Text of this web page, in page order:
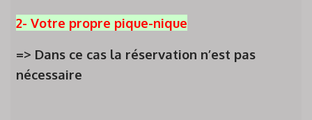
2- Votre propre pique-nique
=> Dans ce cas la réservation n’est pas
nécessaire